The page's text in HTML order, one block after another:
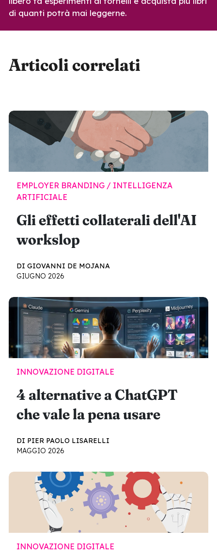
di quanti potrà mai leggerne.
Articoli correlati
EMPLOYER BRANDING / INTELLIGENZA
ARTIFICIALE
Gli effetti collaterali dell'AI
workslop
DI GIOVANNI DE MOJANA
GIUGNO 2026
INNOVAZIONE DIGITALE
4 alternative a ChatGPT
che vale la pena usare
DI PIER PAOLO LISARELLI
MAGGIO 2026
INNOVAZIONE DIGITALE